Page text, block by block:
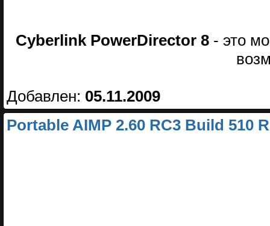
Cyberlink PowerDirector 8 - это
Добавлен: 05.11.2009
Portable AIMP 2.60 RC3 Build 510